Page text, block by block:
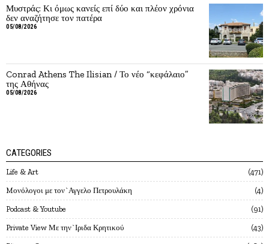
Μυστράς: Κι όμως κανείς επί δύο και πλέον χρόνια
δεν αναζήτησε τον πατέρα
05/08/2026
Conrad Athens The Ilisian / Το νέο “κεφάλαιο”
της Αθήνας
05/08/2026
CATEGORIES
Life & Art 471
Mονόλογοι με τον`Αγγελο Πετρουλάκη 4
Podcast & Youtube 91
Private View Με την`Ιριδα Κρητικού 43